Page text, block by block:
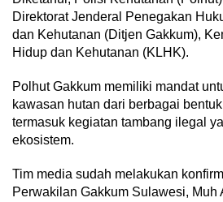
Direktorat Jenderal Penegakan
dan Kehutanan (Ditjen Gakkum),
Hidup dan Kehutanan (KLHK).
Polhut Gakkum memiliki mandat
kawasan hutan dari berbagai
termasuk kegiatan tambang ilegal
ekosistem.
Tim media sudah melakukan
Perwakilan Gakkum Sulawesi, Muh